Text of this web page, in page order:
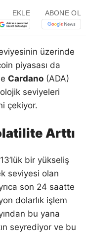
EKLE ABONE OL
üzerinde
piyasası da
Cardano (ADA)
seviyeleri
çekiyor.
Arttı
bir yükseliş
seviyesi olan
son 24 saatte
dolarlık işlem
bu yana
seyrediyor ve bu